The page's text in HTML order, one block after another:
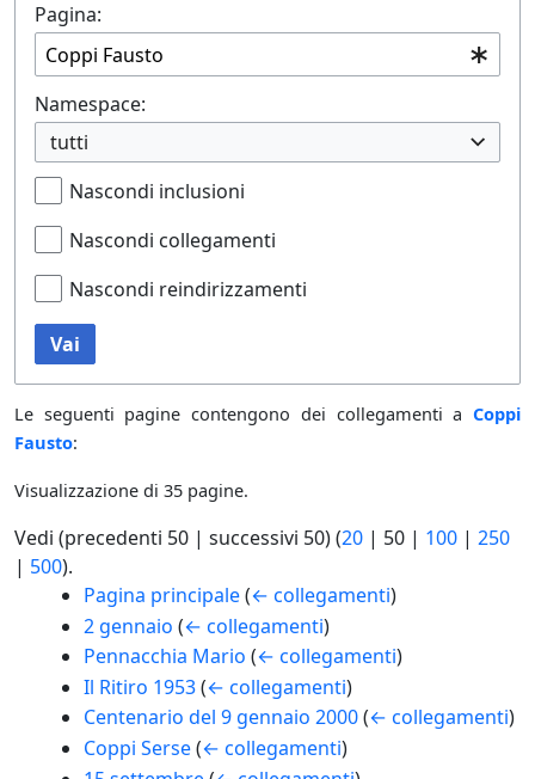
Pagina:
Namespace:
tutti
Nascondi inclusioni
Nascondi collegamenti
Nascondi reindirizzamenti
Vai
Le seguenti pagine contengono dei collegamenti a Coppi
Fausto:
Visualizzazione di 35 pagine.
Vedi (precedenti 50 | successivi 50) (20 | 50 | 100 | 250
| 500).
Pagina principale (← collegamenti)
2 gennaio (← collegamenti)
Pennacchia Mario (← collegamenti)
Il Ritiro 1953 (← collegamenti)
Centenario del 9 gennaio 2000 (← collegamenti)
Coppi Serse (← collegamenti)